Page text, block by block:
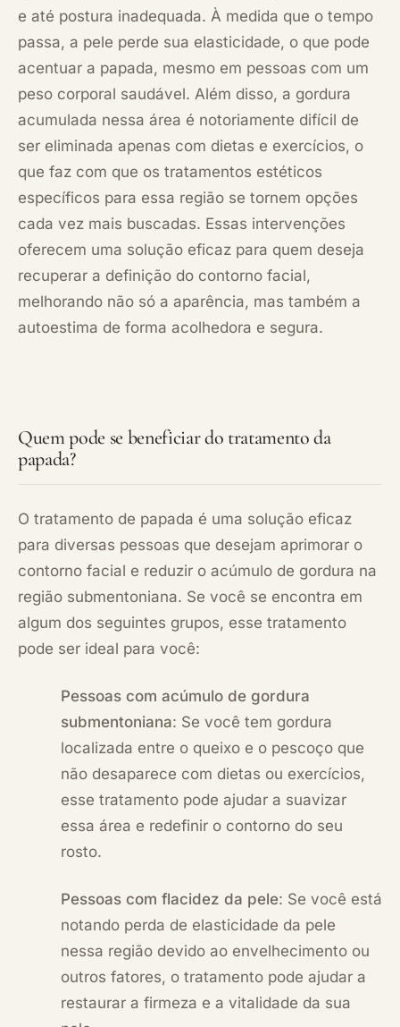
e até postura inadequada. À medida que o tempo
passa, a pele perde sua elasticidade, o que pode
acentuar a papada, mesmo em pessoas com um
peso corporal saudável. Além disso, a gordura
acumulada nessa área é notoriamente difícil de
ser eliminada apenas com dietas e exercícios, o
que faz com que os tratamentos estéticos
específicos para essa região se tornem opções
cada vez mais buscadas. Essas intervenções
oferecem uma solução eficaz para quem deseja
recuperar a definição do contorno facial,
melhorando não só a aparência, mas também a
autoestima de forma acolhedora e segura.
Quem pode se beneficiar do tratamento da
papada?
O tratamento de papada é uma solução eficaz
para diversas pessoas que desejam aprimorar o
contorno facial e reduzir o acúmulo de gordura na
região submentoniana. Se você se encontra em
algum dos seguintes grupos, esse tratamento
pode ser ideal para você:
Pessoas com acúmulo de gordura
submentoniana: Se você tem gordura
localizada entre o queixo e o pescoço que
não desaparece com dietas ou exercícios,
esse tratamento pode ajudar a suavizar
essa área e redefinir o contorno do seu
rosto.
Pessoas com flacidez da pele: Se você está
notando perda de elasticidade da pele
nessa região devido ao envelhecimento ou
outros fatores, o tratamento pode ajudar a
restaurar a firmeza e a vitalidade da sua